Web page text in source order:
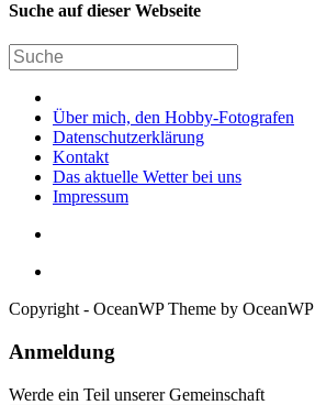
Suche auf dieser Webseite
Über mich, den Hobby-Fotografen
Datenschutzerklärung
Kontakt
Das aktuelle Wetter bei uns
Impressum
Copyright - OceanWP Theme by OceanWP
Anmeldung
Werde ein Teil unserer Gemeinschaft